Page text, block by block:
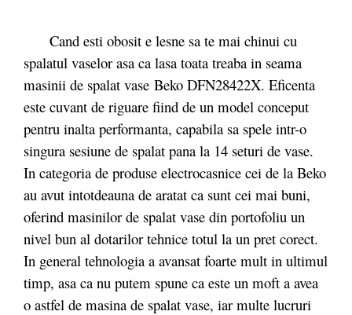
Cand esti obosit e lesne sa te mai chinui cu
spalatul vaselor asa ca lasa toata treaba in seama
masinii de spalat vase Beko DFN28422X. Eficenta
este cuvant de riguare fiind de un model conceput
pentru inalta performanta, capabila sa spele intr-o
singura sesiune de spalat pana la 14 seturi de vase.
In categoria de produse electrocasnice cei de la Beko
au avut intotdeauna de aratat ca sunt cei mai buni,
oferind masinilor de spalat vase din portofoliu un
nivel bun al dotarilor tehnice totul la un pret corect.
In general tehnologia a avansat foarte mult in ultimul
timp, asa ca nu putem spune ca este un moft a avea
o astfel de masina de spalat vase, iar multe lucruri